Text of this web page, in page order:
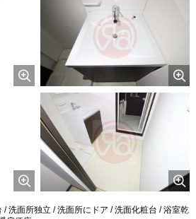
洗面所独立 / 洗面所にドア / 洗面化粧台 / 浴室乾